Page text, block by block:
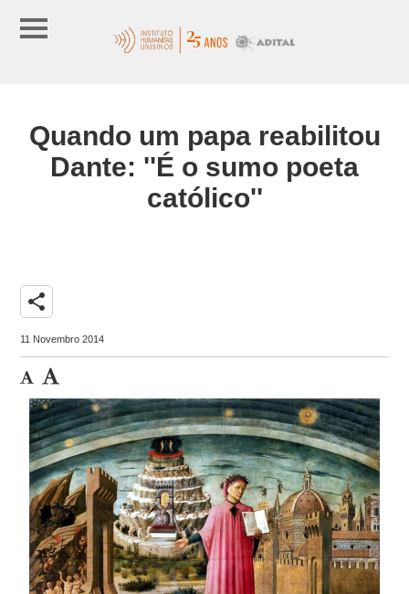
Quando um papa reabilitou
Dante: ''É o sumo poeta
católico''
share
11 Novembro 2014